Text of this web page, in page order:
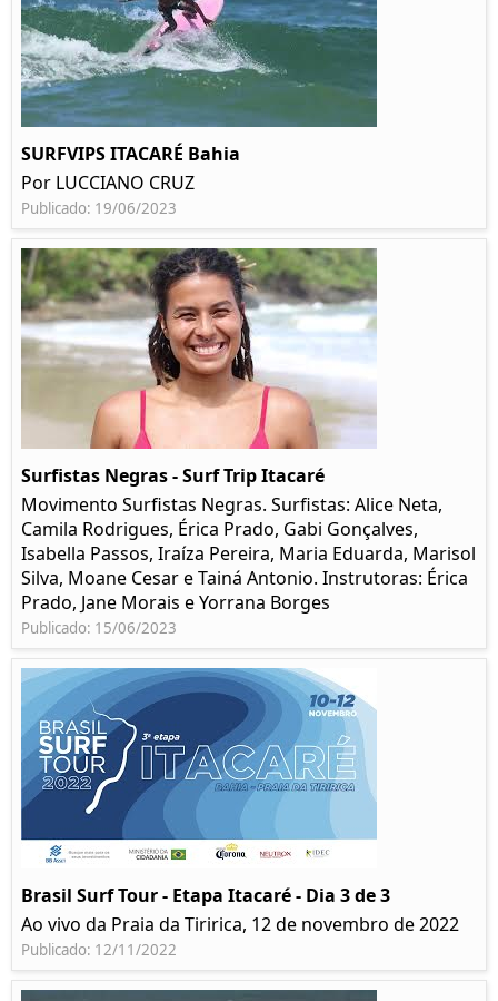
SURFVIPS ITACARÉ Bahia
Por LUCCIANO CRUZ
Publicado: 19/06/2023
Surfistas Negras - Surf Trip Itacaré
Movimento Surfistas Negras. Surfistas: Alice Neta,
Camila Rodrigues, Érica Prado, Gabi Gonçalves,
Isabella Passos, Iraíza Pereira, Maria Eduarda, Marisol
Silva, Moane Cesar e Tainá Antonio. Instrutoras: Érica
Prado, Jane Morais e Yorrana Borges
Publicado: 15/06/2023
Brasil Surf Tour - Etapa Itacaré - Dia 3 de 3
Ao vivo da Praia da Tiririca, 12 de novembro de 2022
Publicado: 12/11/2022